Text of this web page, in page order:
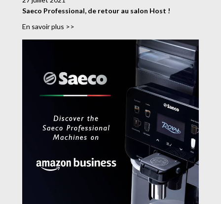
Saeco Professional, de retour au salon Host !
En savoir plus >>